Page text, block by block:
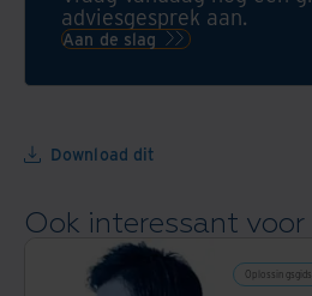
databeheer.
te
adviesgesprek aan.
Aan de slag
Download dit
Ook interessant voor